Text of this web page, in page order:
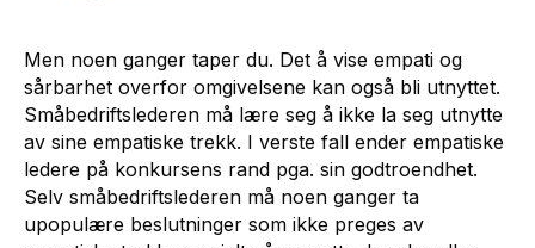
Men noen ganger taper du. Det å vise empati og
sårbarhet overfor omgivelsene kan også bli utnyttet.
Småbedriftslederen må lære seg å ikke la seg utnytte
av sine empatiske trekk. I verste fall ender empatiske
ledere på konkursens rand pga. sin godtroendhet.
Selv småbedriftslederen må noen ganger ta
upopulære beslutninger som ikke preges av